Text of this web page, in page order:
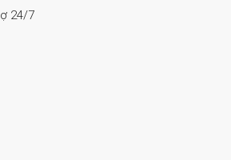
24/7